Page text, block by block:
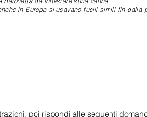
in Europa si usavano fucili simili fin dalla
poi rispondi alle seguenti